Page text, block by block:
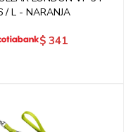
/ L - NARANJA
$ 341